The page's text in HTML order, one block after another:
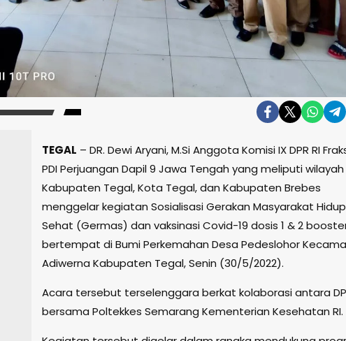
TEGAL – DR. Dewi Aryani, M.Si Anggota Komisi IX DPR RI
PDI Perjuangan Dapil 9 Jawa Tengah yang meliputi wilayah
Kabupaten Tegal, Kota Tegal, dan Kabupaten Brebes
menggelar kegiatan Sosialisasi Gerakan Masyarakat Hidup
Sehat (Germas) dan vaksinasi Covid-19 dosis 1 & 2
bertempat di Bumi Perkemahan Desa Pedeslohor
Adiwerna Kabupaten Tegal, Senin (30/5/2022).
Acara tersebut terselenggara berkat kolaborasi antara
bersama Poltekkes Semarang Kementerian Kesehatan RI.